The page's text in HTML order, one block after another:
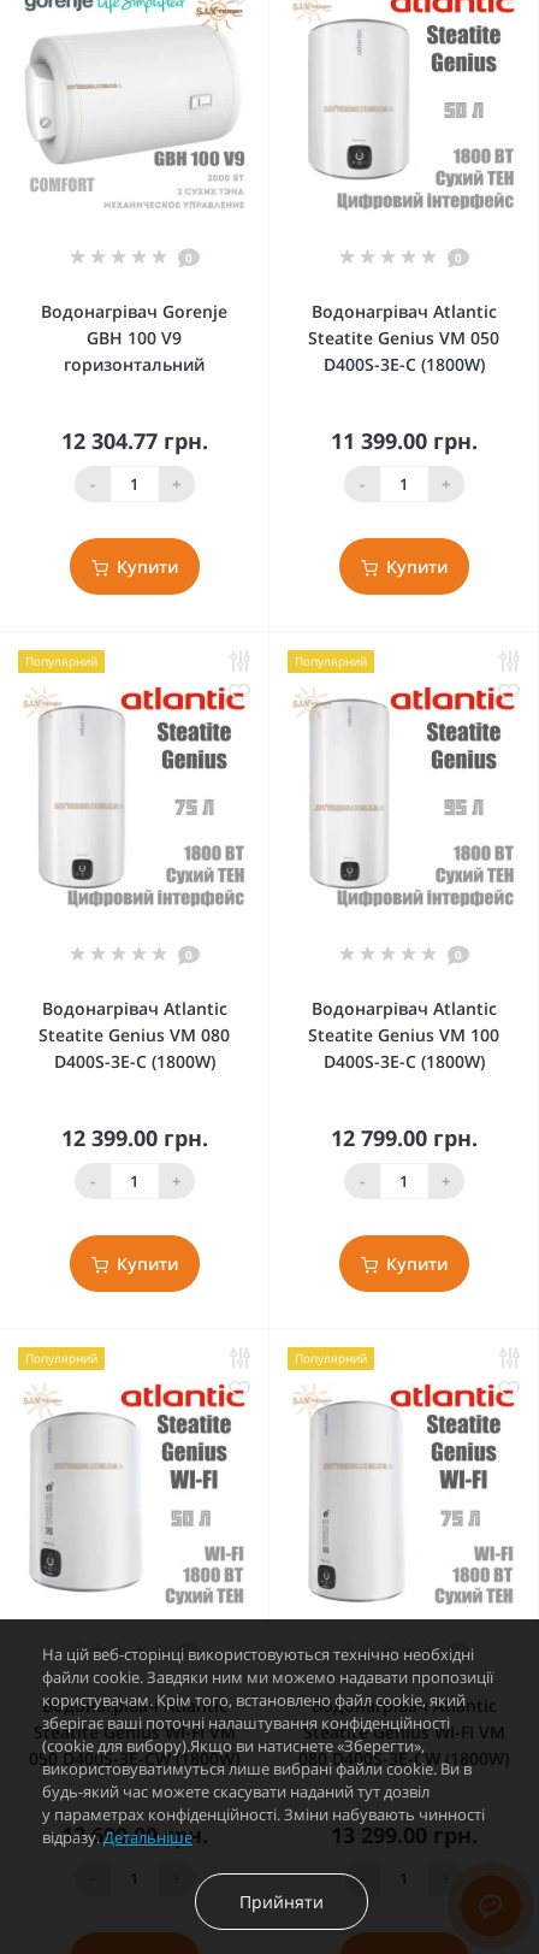
0
Водонагрівач Gorenje
GBH 100 V9
горизонтальний
12 304.77 грн.
- +
Купити
0
Водонагрівач Atlantic
Steatite Genius VM 050
D400S-3E-C (1800W)
11 399.00 грн.
- +
Купити
Популярний
0
Водонагрівач Atlantic
Steatite Genius VM 080
D400S-3E-C (1800W)
12 399.00 грн.
- +
Купити
Популярний
0
Водонагрівач Atlantic
Steatite Genius VM 100
D400S-3E-C (1800W)
12 799.00 грн.
- +
Купити
Популярний
0
Водонагрівач Atlantic
Steatite Genius WI-FI VM
050 D400S-3E-CW (1800W)
12 699.00 грн.
Популярний
0
Водонагрівач Atlantic
Steatite Genius WI-FI VM
080 D400S-3E-CW (1800W)
13 299.00 грн.
-
На цій веб-сторінці використовуються технічно необхідні
файли cookie. Завдяки ним ми можемо надавати пропозиції
користувачам. Крім того, встановлено файл cookie, який
зберігає ваші поточні налаштування конфіденційності
(cookie для вибору).Якщо ви натиснете «Зберегти»,
використовуватимуться лише вибрані файли cookie. Ви в
будь-який час можете скасувати наданий тут дозвіл
у параметрах конфіденційності. Зміни набувають чинності
відразу.Детальніше
Прийняти